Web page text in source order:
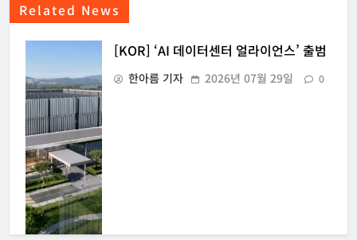
Related News
[KOR] ‘AI 데이터센터 얼라이언스’ 출범
한아름 기자 2026년 07월 29일 0